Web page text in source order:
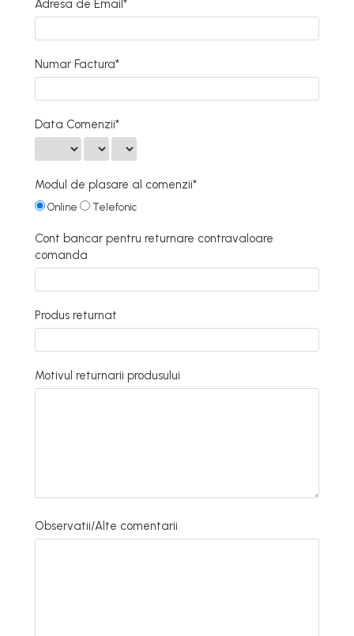
Adresa de Email*
Numar Factura*
Data Comenzii*
Modul de plasare al comenzii*
Online Telefonic
Cont bancar pentru returnare contravaloare
comanda
Produs returnat
Motivul returnarii produsului
Observatii/Alte comentarii